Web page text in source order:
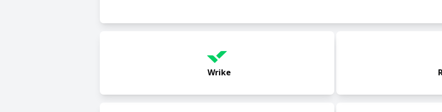
Wrike